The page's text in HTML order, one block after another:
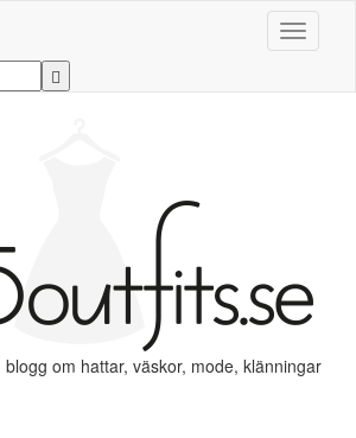
Slå på/
om hattar, väskor, mode, klänningar